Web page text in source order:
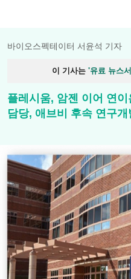
바이오스펙테이터 서윤석 기자
이 기사는 '유료 뉴스
플레시움, 암젠 이어 연
담당, 애브비 후속 연구